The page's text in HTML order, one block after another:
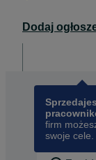
Dodaj
firm
swoje cele.